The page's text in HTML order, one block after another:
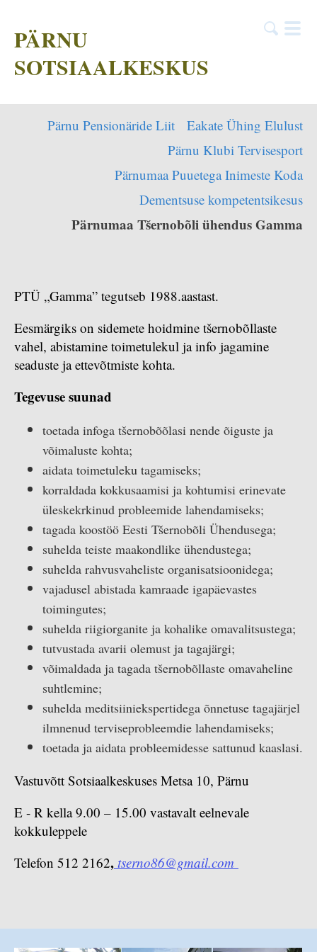
PÄRNU
SOTSIAALKESKUS
Pärnu Pensionäride Liit
Eakate Ühing Elulust
Pärnu Klubi Tervisesport
Pärnumaa Puuetega Inimeste Koda
Dementsuse kompetentsikesus
Pärnumaa Tšernobõli ühendus Gamma
PTÜ „Gamma” tegutseb 1988.aastast.
Eesmärgiks on sidemete hoidmine tšernobõllaste
vahel, abistamine toimetulekul ja info jagamine
seaduste ja ettevõtmiste kohta.
Tegevuse suunad
toetada infoga tšernobõõlasi nende õiguste ja
võimaluste kohta;
aidata toimetuleku tagamiseks;
korraldada kokkusaamisi ja kohtumisi erinevate
üleskekrkinud probleemide lahendamiseks;
tagada koostöö Eesti Tšernobõli Ühendusega;
suhelda teiste maakondlike ühendustega;
suhelda rahvusvaheliste organisatsioonidega;
vajadusel abistada kamraade igapäevastes
toimingutes;
suhelda riigiorganite ja kohalike omavalitsustega;
tutvustada avarii olemust ja tagajärgi;
võimaldada ja tagada tšernobõllaste omavaheline
suhtlemine;
suhelda meditsiiniekspertidega õnnetuse tagajärjel
ilmnenud terviseprobleemdie lahendamiseks;
toetada ja aidata probleemidesse sattunud kaaslasi.
Vastuvõtt Sotsiaalkeskuses Metsa 10, Pärnu
E - R kella 9.00 – 15.00 vastavalt eelnevale
kokkuleppele
Telefon 512 2162, tserno86@gmail.com